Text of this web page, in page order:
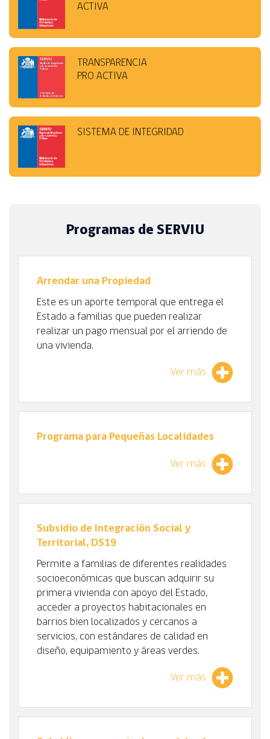
ACTIVA
TRANSPARENCIA
PRO ACTIVA
SISTEMA DE INTEGRIDAD
Programas de SERVIU
Arrendar una Propiedad
Este es un aporte temporal que entrega el
Estado a familias que pueden realizar
realizar un pago mensual por el arriendo de
una vivienda.
Ver más
Programa para Pequeñas Localidades
Ver más
Subsidio de Integración Social y
Territorial, DS19
Permite a familias de diferentes realidades
socioeconómicas que buscan adquirir su
primera vivienda con apoyo del Estado,
acceder a proyectos habitacionales en
barrios bien localizados y cercanos a
servicios, con estándares de calidad en
diseño, equipamiento y áreas verdes.
Ver más